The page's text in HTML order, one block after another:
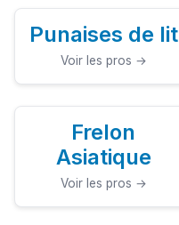
Punaises de lit
Voir les pros →
Frelon
Asiatique
Voir les pros →